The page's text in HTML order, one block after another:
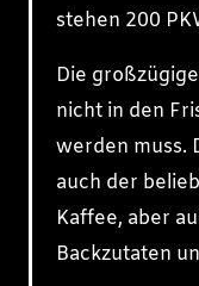
stehen 200
Die
nicht in den
werden muss.
auch der
Kaffee, aber
Backzutaten